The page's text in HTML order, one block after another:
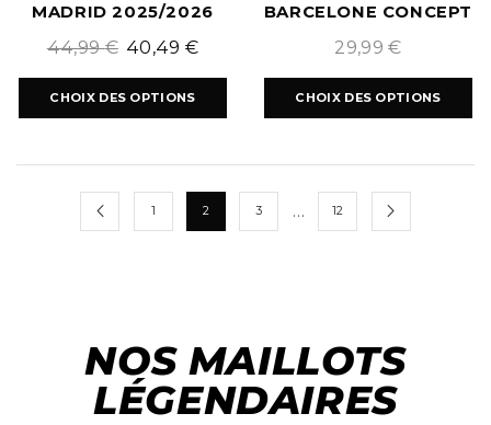
MADRID 2025/2026
44,99€ 40,49 €
CHOIX DES OPTIONS
BARCELONE CONCEPT
VINTAGE 2026/2027
29,99€
CHOIX DES OPTIONS
1 2 3 … 12
NOS MAILLOTS
LÉGENDAIRES